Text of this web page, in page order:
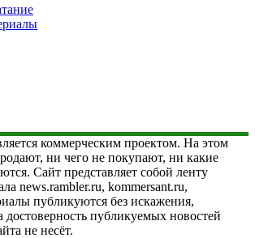
коммерческим проектом. На этом
ни чего не покупают, ни какие
Сайт представляет собой ленту
news.rambler.ru, kommersant.ru,
публикуются без искажения,
достоверность публикуемых новостей
не несёт.